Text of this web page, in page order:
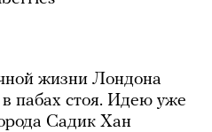
жизни Лондона
в пабах стоя. Идею уже
Садик Хан